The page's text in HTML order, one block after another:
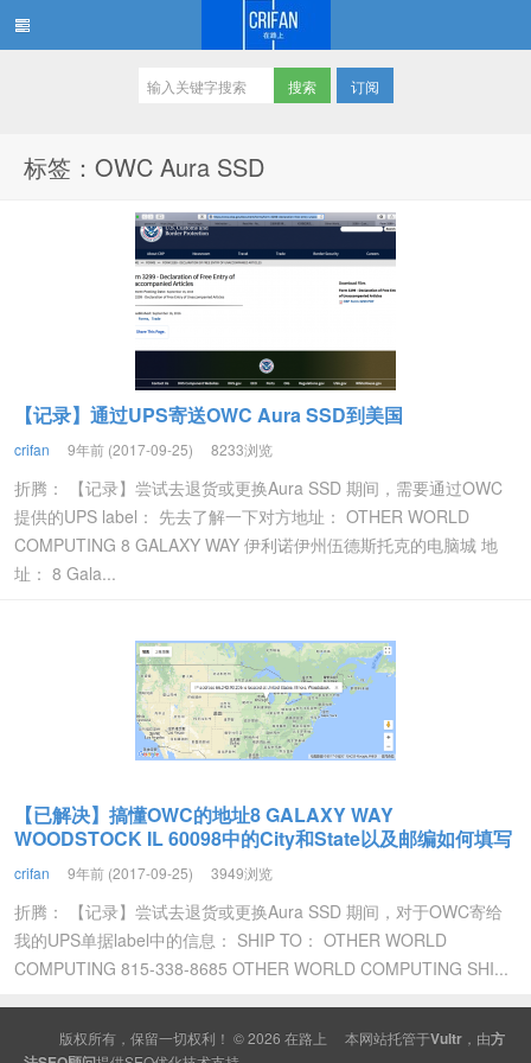
订阅
标签：OWC Aura SSD
【记录】通过UPS寄送OWC Aura SSD到美国
crifan 9年前 (2017-09-25) 8233浏览
折腾： 【记录】尝试去退货或更换Aura SSD 期间，需要通过OWC
提供的UPS label： 先去了解一下对方地址： OTHER WORLD
COMPUTING 8 GALAXY WAY 伊利诺伊州伍德斯托克的电脑城 地
址： 8 Gala...
【已解决】搞懂OWC的地址8 GALAXY WAY
WOODSTOCK IL 60098中的City和State以及邮编如何填写
crifan 9年前 (2017-09-25) 3949浏览
折腾： 【记录】尝试去退货或更换Aura SSD 期间，对于OWC寄给
我的UPS单据label中的信息： SHIP TO： OTHER WORLD
COMPUTING 815-338-8685 OTHER WORLD COMPUTING SHI...
版权所有，保留一切权利！ © 2026 在路上 本网站托管于Vultr ，由方